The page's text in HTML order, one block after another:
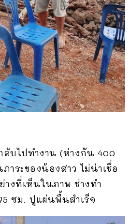
ลับไปทำงาน (ห่างกัน 400
าระของน้องสาว ไม่น่าเชื่อ
งที่เห็นในภาพ ช่างทำ
ซม. ปูแผ่นพื้นสำเร็จ